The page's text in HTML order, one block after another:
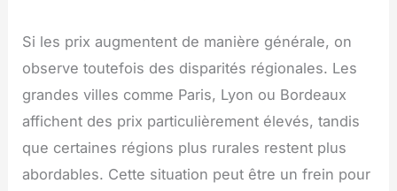
Si les prix augmentent de manière générale, on
observe toutefois des disparités régionales. Les
grandes villes comme Paris, Lyon ou Bordeaux
affichent des prix particulièrement élevés, tandis
que certaines régions plus rurales restent plus
abordables. Cette situation peut être un frein pour